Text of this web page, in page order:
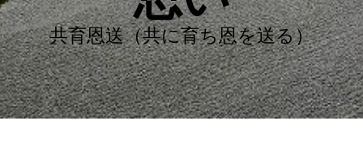
共育恩送（共に育ち恩を送る）